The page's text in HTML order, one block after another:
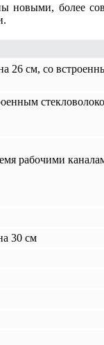
новыми, более
26 см, со
рабочими
30 см